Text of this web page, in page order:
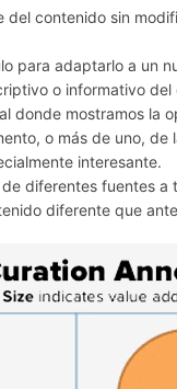
del contenido sin
para adaptarlo a un
o informativo
donde mostramos la
o más de uno,
interesante.
diferentes fuentes a
diferente que